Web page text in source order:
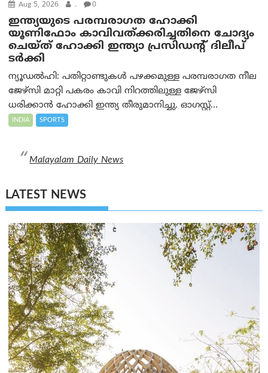
Aug 5, 2026 . 0
ഇന്ത്യയുടെ പരമ്പരാഗത ഹോക്കി
യൂണിഫോം കാവിവത്ക്കരിച്ചതിനെ ചോദ്യം
ചെയ്ത് ഹോക്കി ഇന്ത്യാ പ്രസിഡന്റ് ദിലീപ്
ടര്‍ക്കി
ന്യൂഡൽഹി: പതിറ്റാണ്ടുകൾ പഴക്കമുള്ള പരമ്പരാഗത നീല
ജേഴ്‌സി മാറ്റി പകരം കാവി നിറത്തിലുള്ള ജേഴ്‌സി
ധരിക്കാൻ ഹോക്കി ഇന്ത്യ തീരുമാനിച്ചു. ഓഗസ്റ്റ്...
INDIA SPORTS
Malayalam Daily News
LATEST NEWS